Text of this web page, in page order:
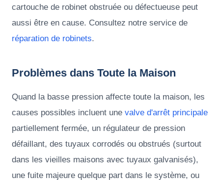
cartouche de robinet obstruée ou défectueuse peut
aussi être en cause. Consultez notre service de
réparation de robinets.
Problèmes dans Toute la Maison
Quand la basse pression affecte toute la maison, les
causes possibles incluent une valve d'arrêt principale
partiellement fermée, un régulateur de pression
défaillant, des tuyaux corrodés ou obstrués (surtout
dans les vieilles maisons avec tuyaux galvanisés),
une fuite majeure quelque part dans le système, ou